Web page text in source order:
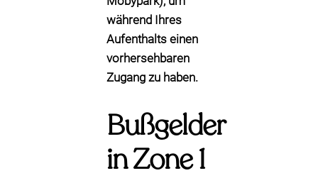
während Ihres
Aufenthalts einen
vorhersehbaren
Zugang zu haben.
Bußgelder
in Zone 1